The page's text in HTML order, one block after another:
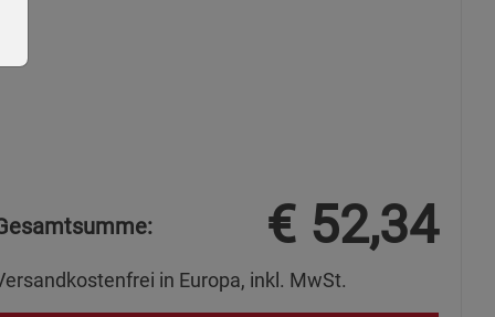
€ 52,34
in Europa, inkl. MwSt.